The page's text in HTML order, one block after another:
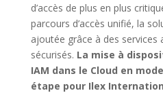
d’accès de plus en plus
parcours d’accès unifié, la
ajoutée grâce à des services
sécurisés. La mise à
IAM dans le Cloud en
étape pour Ilex